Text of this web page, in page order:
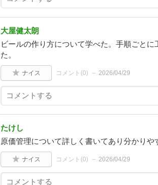
大屋健太朗
ビールの作り方について学べた。手順ごと
た。
ナイス コメント(0) 2026/04/29
たけし
原価管理について詳しく書いてあり分かりや
ナイス コメント(0) 2026/04/29